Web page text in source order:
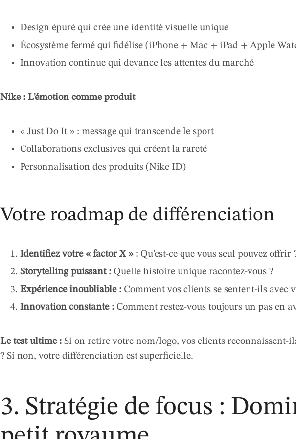
Design épuré qui crée une identité visuelle unique
Écosystème fermé qui fidélise (iPhone + Mac + iPad + Apple
Innovation continue qui devance les attentes du marché
Nike : L’émotion comme produit
« Just Do It » : message qui transcende le sport
Collaborations exclusives qui créent la rareté
Personnalisation des produits (Nike ID)
Votre roadmap de différenciation
Identifiez votre « factor X » : Qu’est-ce que vous seul pouvez offrir
Storytelling puissant : Quelle histoire unique racontez-vous ?
Expérience inoubliable : Comment vos clients se sentent-ils avec
Innovation constante : Comment restez-vous toujours un pas en
Le test ultime : Si on retire votre nom/logo, vos clients reconnaissent-
? Si non, votre différenciation est superficielle.
3. Stratégie de focus :